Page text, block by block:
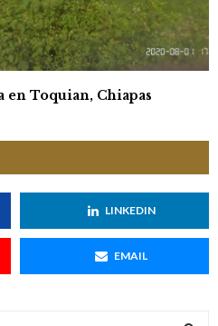
en Toquian, Chiapas
LINKEDIN
EMAIL